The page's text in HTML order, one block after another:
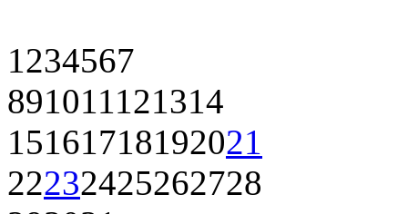
1234567
891011121314
15161718192021
22232425262728